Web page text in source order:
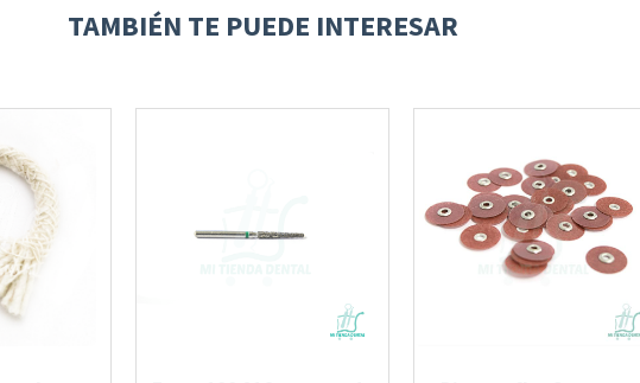
TAMBIÉN TE PUEDE INTERESAR